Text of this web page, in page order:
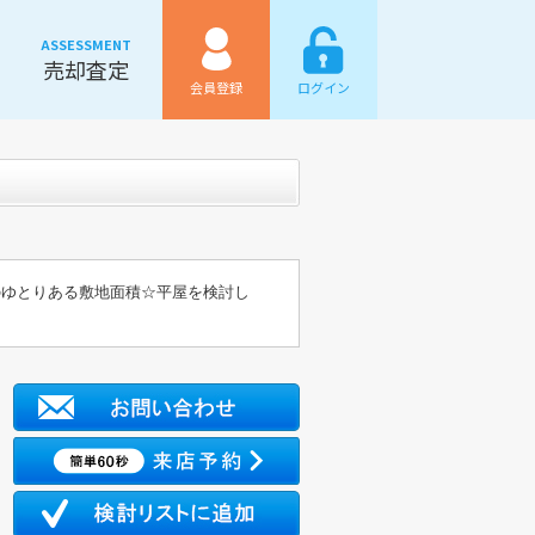
ASSESSMENT
売却査定
会員登録 ログイン
とりある敷地面積☆平屋を検討し